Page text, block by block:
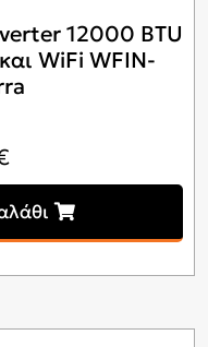
12000 BTU
WiFi WFIN-